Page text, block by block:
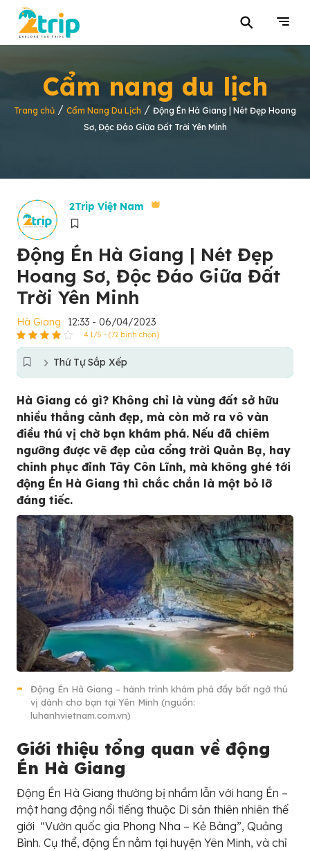
⚲
Cẩm nang du lịch
Trang chủ / Cẩm Nang Du Lịch / Động Én Hà Giang | Nét Đẹp Hoang
Sơ, Độc Đáo Giữa Đất Trời Yên Minh
2Trip Việt Nam
Động Én Hà Giang | Nét Đẹp
Hoang Sơ, Độc Đáo Giữa Đất
Trời Yên Minh
Hà Giang 12:33 - 06/04/2023
4.1/5 - (72 bình chọn)
Thứ Tự Sắp Xếp
Hà Giang có gì? Không chỉ là vùng đất sở hữu
nhiều thắng cảnh đẹp, mà còn mở ra vô vàn
điều thú vị chờ bạn khám phá. Nếu đã chiêm
ngưỡng được vẽ đẹp của cổng trời Quản Bạ, hay
chinh phục đỉnh Tây Côn Lĩnh, mà không ghé tới
động Én Hà Giang thì chắc chắn là một bỏ lỡ
đáng tiếc.
Động Én Hà Giang – hành trình khám phá đầy bất ngờ thú
vị dành cho bạn tại Yên Minh (nguồn:
luhanhvietnam.com.vn)
Giới thiệu tổng quan về động
Én Hà Giang
Động Én Hà Giang thường bị nhầm lẫn với hang Én –
một hang động nổi tiếng thuộc Di sản thiên nhiên thế
giới “Vườn quốc gia Phong Nha – Kẻ Bàng”, Quảng
Bình. Cụ thể, động Én nằm tại huyện Yên Minh, và chỉ